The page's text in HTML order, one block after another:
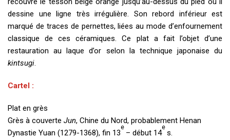
dessine une ligne très irrégulière. Son rebord inférieur est
marqué de traces de pernettes, liées au mode d’enfournement
classique de ces céramiques. Ce plat a fait l’objet d’une
restauration au laque d’or selon la technique japonaise du
kintsugi.
Cartel :
Plat en grès
Grès à couverte Jun, Chine du Nord, probablement Henan
Dynastie Yuan (1279-1368), fin 13
e
– début 14
e
s.